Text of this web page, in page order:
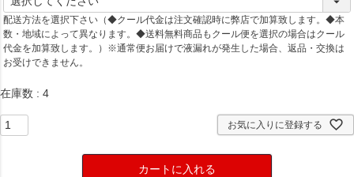
必
須
)
配送方法を選択下さい（◆クール代金は注文確認時に弊店で加算致します。◆本
数・地域によって異なります。◆送料無料商品もクール便を選択の場合はクール
代金を加算致します。）※通常便お届けで液漏れが発生した場合、返品・交換は
お受けできません。
在庫数 4
お気に入りに登録する
カートに入れる